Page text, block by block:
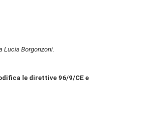
Lucia Borgonzoni.
le direttive 96/9/CE e